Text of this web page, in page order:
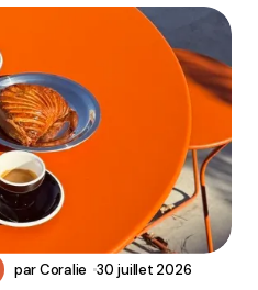
parCoralie 30 juillet 2026